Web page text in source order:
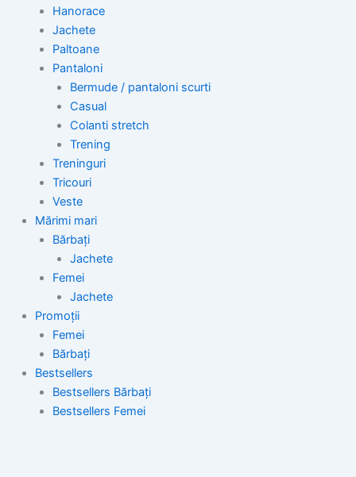
Hanorace
Jachete
Paltoane
Pantaloni
Bermude / pantaloni scurti
Casual
Colanti stretch
Trening
Treninguri
Tricouri
Veste
Mărimi mari
Bărbați
Jachete
Femei
Jachete
Promoții
Femei
Bărbați
Bestsellers
Bestsellers Bărbați
Bestsellers Femei